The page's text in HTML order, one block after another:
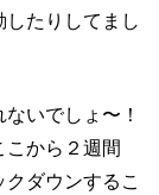
たりしてまし
いでしょ〜！
から２週間
ダウンするこ